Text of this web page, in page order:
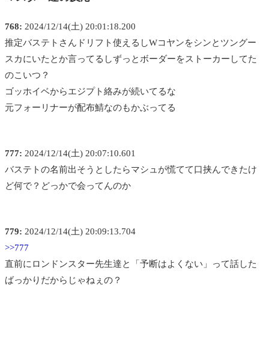
768: 2024/12/14(土) 20:01:18.200
推定バステトさんドリフト使えるしWコヤンをシンとツングー
スカにいたとか言ってるしずっとボーダーをストーカーしてた
のこいつ？
ゴッホイベからエジプト絡みが続いてるな
元フォーリナーが配布鯖なのもかぶってる
777: 2024/12/14(土) 20:07:10.601
バステトの名前出そうとしたらマシュが慌てて口挟んできたけ
ど何で？どっかで会ってんのか
779: 2024/12/14(土) 20:09:13.704
>>777
直前にロンドンスター先生達と「予断はよくない」って話した
ばっかりだからじゃねぇの？